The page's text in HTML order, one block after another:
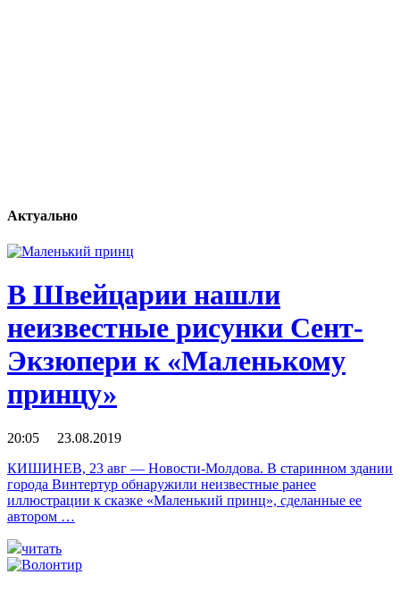
Актуально
В Швейцарии нашли
неизвестные рисунки Сент-
Экзюпери к «Маленькому
принцу»
20:05 23.08.2019
КИШИНЕВ, 23 авг — Новости-Молдова. В старинном здании
города Винтертур обнаружили неизвестные ранее
иллюстрации к сказке «Маленький принц», сделанные ее
автором …
читать